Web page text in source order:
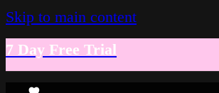
Skip to main content
7 Day Free Trial